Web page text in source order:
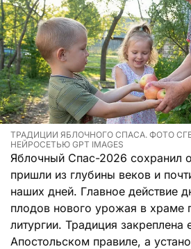
ТРАДИЦИИ ЯБЛОЧНОГО СПАСА. ФОТО
НЕЙРОСЕТЬЮ GPT IMAGES
Яблочный Спас-2026 сохранил
пришли из глубины веков и
наших дней. Главное действие
плодов нового урожая в храме
литургии. Традиция
Апостольском правиле, а